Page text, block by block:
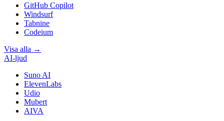
GitHub Copilot
Windsurf
Tabnine
Codeium
Visa alla →
AI-ljud
Suno AI
ElevenLabs
Udio
Mubert
AIVA